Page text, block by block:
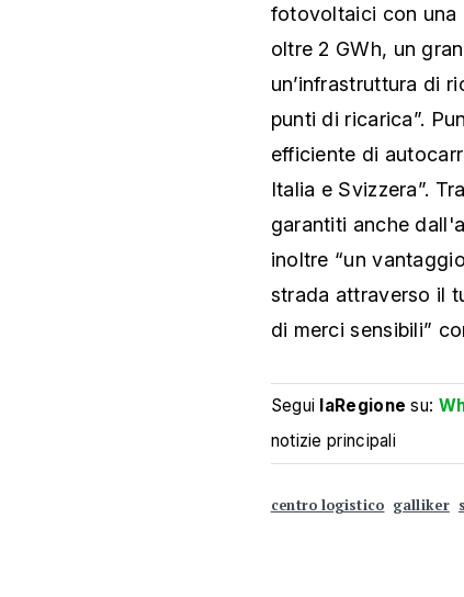
fotovoltaici con una
oltre 2 GWh, un
un’infrastruttura di
punti di ricarica”.
efficiente di
Italia e Svizzera”.
garantiti anche
inoltre “un
strada attraverso il
di merci sensibili”
Segui laRegione su:
notizie principali
centro logistico galliker